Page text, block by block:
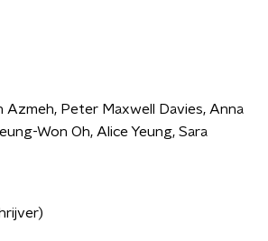
Azmeh, Peter Maxwell Davies, Anna
Won Oh, Alice Yeung, Sara